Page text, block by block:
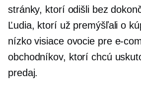
stránky, ktorí odišli bez
Ľudia, ktorí už premýšľali o
nízko visiaceovocie pre e-
obchodníkov, ktorí chcú
predaj.